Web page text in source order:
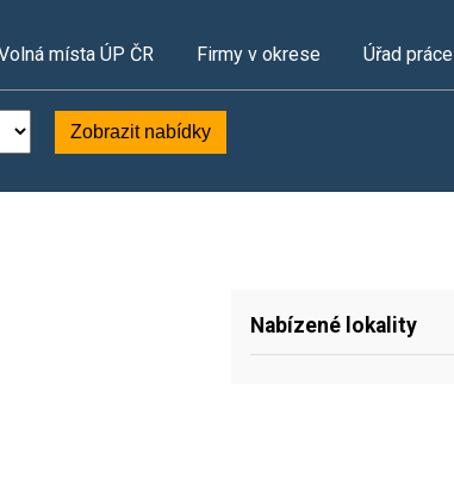
místa ÚP ČR Firmy v okrese Úřad práce
Zobrazit nabídky
Nabízené lokality